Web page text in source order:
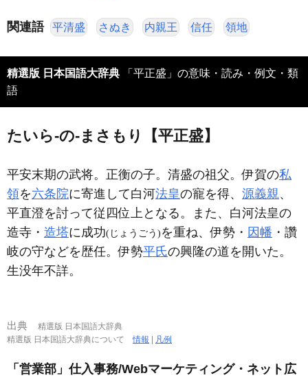
関連語 平清盛 さぬき 内親王 信任 領地
精選版 日本国語大辞典
語
たいら‐の‐まさもり【平正盛】
平安末期の武将。正衡の子。清盛の祖父。伊賀の私
領を六条院に寄進して白河法皇の寵を得、 源義親、
平直澄を討って従四位上となる。また、白河法皇の
造寺・ 造塔に成功(じょうごう)を重ね、伊勢・ 因幡 ・讚
岐の守などを歴任。伊勢平氏の興隆の道を開いた。
生没年不詳。
出典
精選版 日本国語大辞典
精選版 日本国語大辞典について情報 凡例
「営業部」仕入事務/Webマーケティング・ネット広